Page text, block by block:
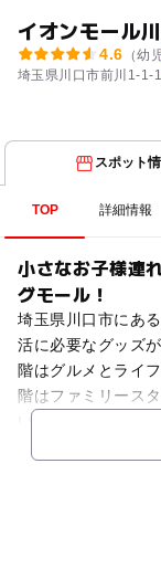
イオンモール
4.6 （幼児
埼玉県川口市前川1-1-
スポット
TOP 詳細情報
小さなお子様連
グモール！
埼玉県川口市にあ
活に必要なグッズ
階はグルメとライ
階はファミリース